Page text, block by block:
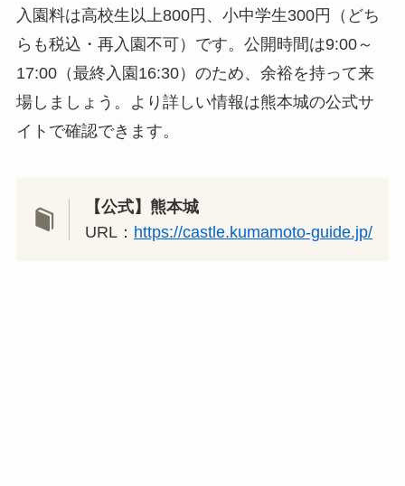
入園料は高校生以上800円、小中学生300円（どち
らも税込・再入園不可）です。公開時間は9:00～
17:00（最終入園16:30）のため、余裕を持って来
場しましょう。より詳しい情報は熊本城の公式サ
イトで確認できます。
【公式】熊本城
URL： https://castle.kumamoto-guide.jp/